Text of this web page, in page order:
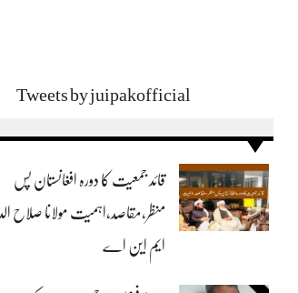
Tweets by juipakofficial
قائد جمعیت کا دورہ افغانستان پس
منظر،مقاصد،اہمیت مولانا صلاح
ایم این اے